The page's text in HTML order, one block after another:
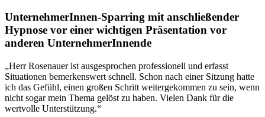
UnternehmerInnen-Sparring mit anschließender
Hypnose vor einer wichtigen Präsentation vor
anderen UnternehmerInnende
„Herr Rosenauer ist ausgesprochen professionell und erfasst
Situationen bemerkenswert schnell. Schon nach einer Sitzung hatte
ich das Gefühl, einen großen Schritt weitergekommen zu sein, wenn
nicht sogar mein Thema gelöst zu haben. Vielen Dank für die
wertvolle Unterstützung.“